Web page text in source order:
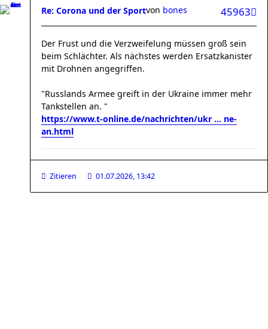
Re: Corona und der Sport 45963
von bones
Der Frust und die Verzweifelung müssen groß sein
beim Schlächter. Als nächstes werden Ersatzkanister
mit Drohnen angegriffen.
"Russlands Armee greift in der Ukraine immer mehr
Tankstellen an. "
https://www.t-online.de/nachrichten/ukr ... ne-
an.html
Zitieren 01.07.2026, 13:42